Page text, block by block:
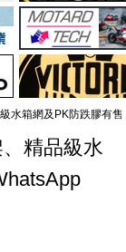
水箱網及PK防跌膠有
精品級水